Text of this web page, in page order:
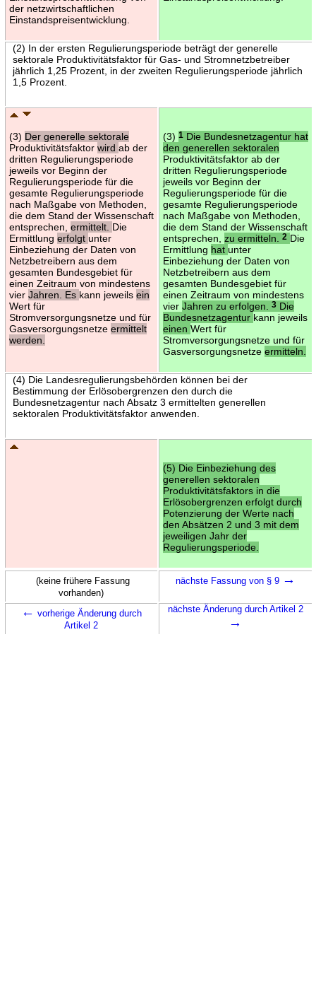
der netzwirtschaftlichen
Einstandspreisentwicklung.
(2) In der ersten Regulierungsperiode beträgt der generelle
sektorale Produktivitätsfaktor für Gas- und Stromnetzbetreiber
jährlich 1,25 Prozent, in der zweiten Regulierungsperiode jährlich
1,5 Prozent.
(3) Der generelle sektorale
Produktivitätsfaktor wird ab der
dritten Regulierungsperiode
jeweils vor Beginn der
Regulierungsperiode für die
gesamte Regulierungsperiode
nach Maßgabe von Methoden,
die dem Stand der Wissenschaft
entsprechen, ermittelt. Die
Ermittlung erfolgt unter
Einbeziehung der Daten von
Netzbetreibern aus dem
gesamten Bundesgebiet für
einen Zeitraum von mindestens
vier Jahren. Es kann jeweils ein
Wert für
Stromversorgungsnetze und für
Gasversorgungsnetze ermittelt
werden.
(3) 1Die Bundesnetzagentur hat
den generellen sektoralen
Produktivitätsfaktor ab der
dritten Regulierungsperiode
jeweils vor Beginn der
Regulierungsperiode für die
gesamte Regulierungsperiode
nach Maßgabe von Methoden,
die dem Stand der Wissenschaft
entsprechen, zu ermitteln. 2 Die
Ermittlung hat unter
Einbeziehung der Daten von
Netzbetreibern aus dem
gesamten Bundesgebiet für
einen Zeitraum von mindestens
vier Jahren zu erfolgen. 3Die
Bundesnetzagentur kann jeweils
einen Wert für
Stromversorgungsnetze und für
Gasversorgungsnetze ermitteln.
(4) Die Landesregulierungsbehörden können bei der
Bestimmung der Erlösobergrenzen den durch die
Bundesnetzagentur nach Absatz 3 ermittelten generellen
sektoralen Produktivitätsfaktor anwenden.
(5) Die Einbeziehung des
generellen sektoralen
Produktivitätsfaktors in die
Erlösobergrenzen erfolgt durch
Potenzierung der Werte nach
den Absätzen 2 und 3 mit dem
jeweiligen Jahr der
Regulierungsperiode.
(keine frühere Fassung
vorhanden)
nächste Fassung von § 9 →
← vorherige Änderung durch
Artikel 2
nächste Änderung durch Artikel 2
→